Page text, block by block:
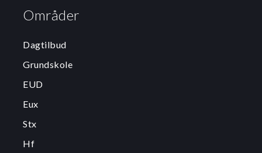
Områder
Dagtilbud
Grundskole
EUD
Eux
Stx
Hf